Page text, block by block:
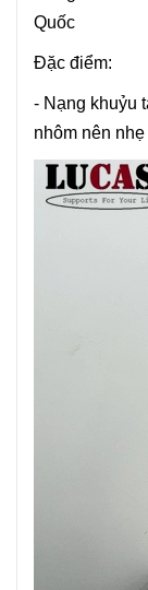
Quốc
Đặc điểm:
- Nạng khuỷu
nhôm nên